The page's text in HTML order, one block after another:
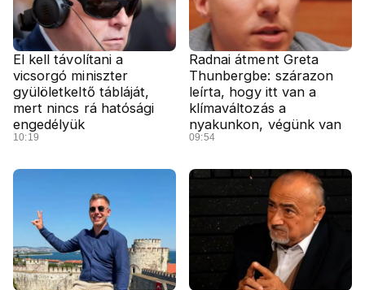
El kell távolítani a
vicsorgó miniszter
gyülöletkeltő tábláját,
mert nincs rá hatósági
engedélyük
10:19
Radnai átment Greta
Thunbergbe: szárazon
leírta, hogy itt van a
klímaváltozás a
nyakunkon, végünk van
09:54